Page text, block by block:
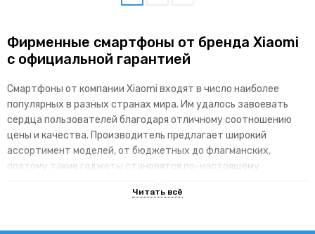
Фирменные смартфоны от бренда Xiaomi
с официальной гарантией
Смартфоны от компании Xiaomi входят в число наиболее
популярных в разных странах мира. Им удалось завоевать
сердца пользователей благодаря отличному соотношению
цены и качества. Производитель предлагает широкий
ассортимент моделей, от бюджетных до флагманских,
поэтому такие гаджеты становятся по-настоящему
линейки гаджетов